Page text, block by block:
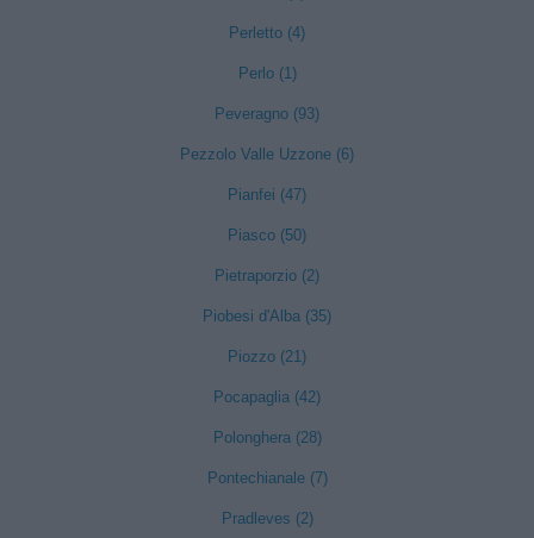
Perletto (4)
Perlo (1)
Peveragno (93)
Pezzolo Valle Uzzone (6)
Pianfei (47)
Piasco (50)
Pietraporzio (2)
Piobesi d'Alba (35)
Piozzo (21)
Pocapaglia (42)
Polonghera (28)
Pontechianale (7)
Pradleves (2)